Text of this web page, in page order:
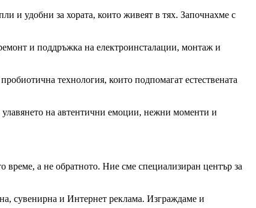
и удобни за хората, които живеят в тях. Започнахме с
и поддръжка на електроинсталации, монтаж и
технология, които подпомагат естествената
на автентични емоции, нежни моменти и
време, а не обратното. Ние сме специализиран център за
сувенирна и Интернет реклама. Изграждаме и